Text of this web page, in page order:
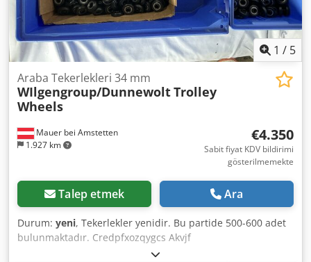
1 / 5
Mauer bei Amstetten
1.927 km
Araba Tekerlekleri 34 mm
WIlgengroup/DunnewoltTrolley
Wheels
€4.350
Sabit fiyat KDV bildirimi
gösterilmemekte
Talep etmek Ara
Durum: yeni, Tekerlekler yenidir. Bu partide 500-600 adet
bulunmaktadır. Credpfxozqygcs Akvjf